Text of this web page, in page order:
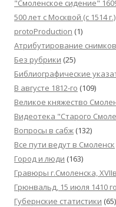
"Смоленское сидение"
500 лет с Москвой (c 1514 г.)
protoProduction (1)
Атрибутирование снимков
Без рубрики (25)
Библиографические
В августе 1812-го (109)
Великое княжество
Видеотека "Cтарого
Вопросы в сабж (132)
Все пути ведут в Смоленск
Город и люди (163)
Гравюры г.Смоленска,
Грюнвальд, 15 июля 1410
Губернские статистики (65)